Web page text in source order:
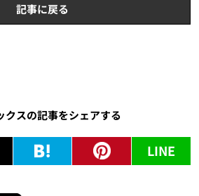
記事に戻る
クスの記事をシェアする
LINE